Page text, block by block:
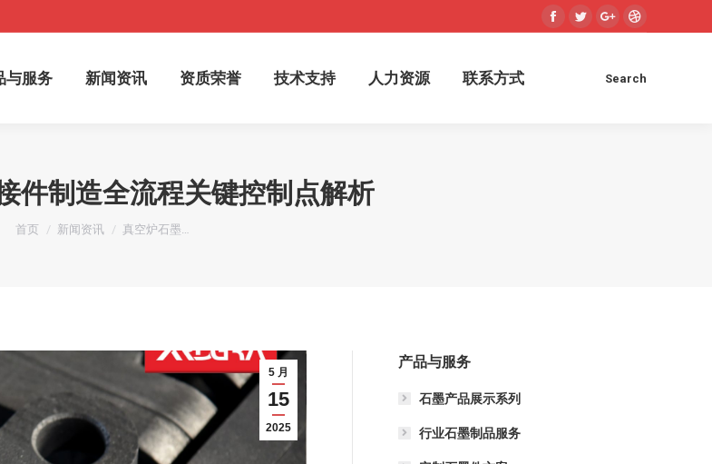
Facebook
TwitterGoogle+Dribbble
与服务 新闻资讯 资质荣誉 技术支持 人力资源 联系方式 Search:
Search
件制造全流程关键控制点解析
您在这里：
首页 新闻资讯 真空炉石墨…
5 月
15
2025
产品与服务
石墨产品展示系列
行业石墨制品服务
与服务 新闻资讯 资质荣誉 技术支持 人力资源 联系方式 Search:
Search